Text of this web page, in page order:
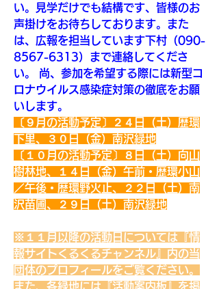
い。見学だけでも結構です、皆様のお
声掛けをお待ちしております。また
は、広報を担当しています下村（090-
8567-6313）まで連絡してくださ
い。 尚、参加を希望する際には新型コ
ロナウイルス感染症対策の徹底をお願
いします。
〔９月の活動予定〕２４日（土）歴環
下里、３０日（金）南沢緑地
〔１０月の活動予定〕８日（土）向山
樹林地、１４日（金）午前・歴環小山
／午後・歴環野火止、２２日（土）南
沢苗圃、２９日（土）南沢緑地
※１１月以降の活動日については『情
報サイトくるくるチャンネル』内の当
団体のプロフィールをご覧ください。
また、各緑地には『活動案内板』を掲